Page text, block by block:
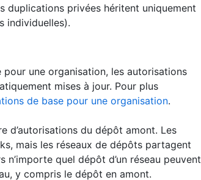
duplications privées héritent uniquement
individuelles).
une organisation, les autorisations
mises à jour. Pour plus
de base pour une organisation.
d’autorisations du dépôt amont. Les
mais les réseaux de dépôts partagent
quel dépôt d’un réseau peuvent
y compris le dépôt en amont.